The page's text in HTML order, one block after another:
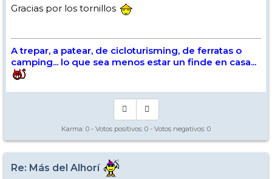
Gracias por los tornillos
A trepar, a patear, de cicloturisming, de ferratas o
camping... lo que sea menos estar un finde en casa...
Karma: 0 - Votos positivos: 0 - Votos negativos: 0
Re: Más del Alhorí